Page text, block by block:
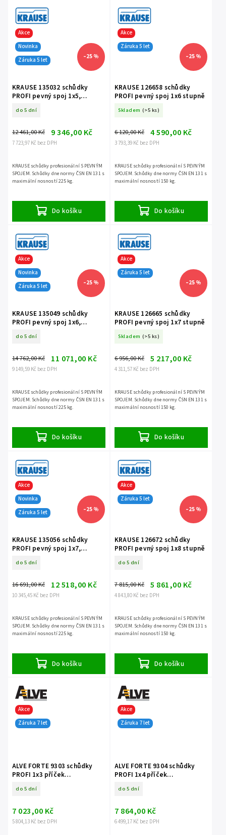
Akce
Novinka
Záruka 5 let
–25 %
KRAUSE 135032 schůdky
PROFI pevný spoj 1x5,
do 5 dní
7 723,97 Kč bez DPH
12 461,00 Kč 9 346,00 Kč
Do košíku
KRAUSE schůdky profesionální S PEVNÝM
SPOJEM. Schůdky dne normy ČSN EN 131 s
maximální nosností 225 kg.
Akce
Záruka 5 let
–25 %
KRAUSE 126658 schůdky
PROFI pevný spoj 1x6 stupně
Skladem (>5 ks)
3 793,39 Kč bez DPH
6 120,00 Kč 4 590,00 Kč
Do košíku
KRAUSE schůdky profesionální S PEVNÝM
SPOJEM. Schůdky dne normy ČSN EN 131 s
maximální nosností 150 kg.
Akce
Novinka
Záruka 5 let
–25 %
KRAUSE 135049 schůdky
PROFI pevný spoj 1x6,
do 5 dní
9 149,59 Kč bez DPH
14 762,00 Kč 11 071,00 Kč
Do košíku
KRAUSE schůdky profesionální S PEVNÝM
SPOJEM. Schůdky dne normy ČSN EN 131 s
maximální nosností 225 kg.
Akce
Záruka 5 let
–25 %
KRAUSE 126665 schůdky
PROFI pevný spoj 1x7 stupně
Skladem (>5 ks)
4 311,57 Kč bez DPH
6 956,00 Kč 5 217,00 Kč
Do košíku
KRAUSE schůdky profesionální S PEVNÝM
SPOJEM. Schůdky dne normy ČSN EN 131 s
maximální nosností 150 kg.
Akce
Novinka
Záruka 5 let
–25 %
KRAUSE 135056 schůdky
PROFI pevný spoj 1x7,
do 5 dní
10 345,45 Kč bez DPH
16 691,00 Kč 12 518,00 Kč
Do košíku
KRAUSE schůdky profesionální S PEVNÝM
SPOJEM. Schůdky dne normy ČSN EN 131 s
maximální nosností 225 kg.
Akce
Záruka 5 let
–25 %
KRAUSE 126672 schůdky
PROFI pevný spoj 1x8 stupně
do 5 dní
4 843,80 Kč bez DPH
7 815,00 Kč 5 861,00 Kč
Do košíku
KRAUSE schůdky profesionální S PEVNÝM
SPOJEM. Schůdky dne normy ČSN EN 131 s
maximální nosností 150 kg.
Akce
Záruka 7 let
ALVE FORTE 9303 schůdky
PROFI 1x3 příček
do 5 dní
5 804,13 Kč bez DPH
7 023,00 Kč
Akce
Záruka 7 let
ALVE FORTE 9304 schůdky
PROFI 1x4 příček
do 5 dní
6 499,17 Kč bez DPH
7 864,00 Kč